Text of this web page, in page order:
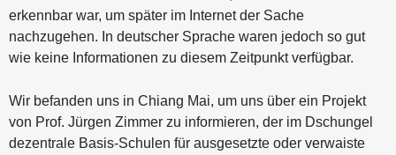
erkennbar war, um später im Internet der Sache
nachzugehen. In deutscher Sprache waren jedoch so gut
wie keine Informationen zu diesem Zeitpunkt verfügbar.
Wir befanden uns in Chiang Mai, um uns über ein Projekt
von Prof. Jürgen Zimmer zu informieren, der im Dschungel
dezentrale Basis-Schulen für ausgesetzte oder verwaiste